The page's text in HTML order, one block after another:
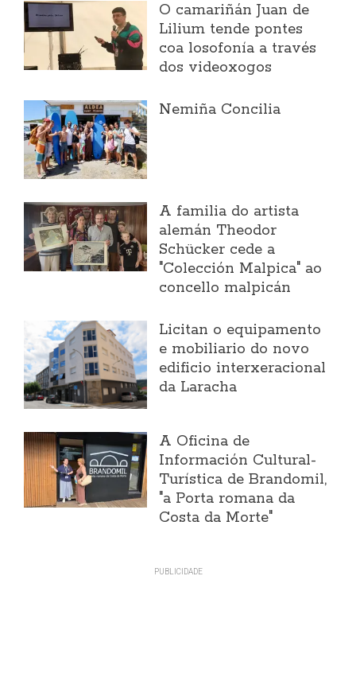
O camariñán Juan de
Lilium tende pontes
coa losofonía a través
dos videoxogos
Nemiña Concilia
A familia do artista
alemán Theodor
Schücker cede a
"Colección Malpica" ao
concello malpicán
Licitan o equipamento
e mobiliario do novo
edificio interxeracional
da Laracha
A Oficina de
Información Cultural-
Turística de Brandomil,
"a Porta romana da
Costa da Morte"